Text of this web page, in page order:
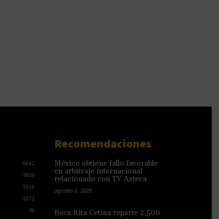
6642
5929
5116
5072
36
Recomendaciones
México obtiene fallo favorable
en arbitraje internacional
relacionado con TV Azteca
agosto 6, 2026
Beca Rita Cetina reparte 2,500